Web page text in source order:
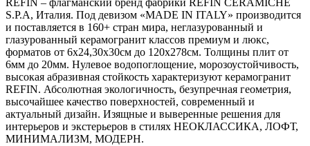
REFIN – флагманский бренд фабрики REFIN CERAMICHE
S.P.A, Италия. Под девизом «MADE IN ITALY» производится
и поставляется в 160+ стран мира, неглазурованный и
глазурованный керамогранит классов премиум и люкс,
форматов от 6х24,30х30см до 120х278см. Толщины плит от
6мм до 20мм. Нулевое водопоглощение, морозоустойчивость,
высокая абразивная стойкость характеризуют керамогранит
REFIN. Абсолютная экологичность, безупречная геометрия,
высочайшее качество поверхностей, современный и
актуальный дизайн. Изящные и выверенные решения для
интерьеров и экстерьеров в стилях НЕОКЛАССИКА, ЛОФТ,
МИНИМАЛИЗМ, МОДЕРН.